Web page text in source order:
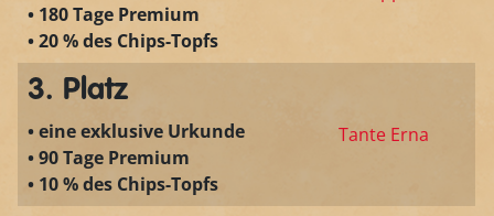
• 180 Tage Premium
• 20 % des Chips-Topfs
3. Platz
• eine exklusive Urkunde
• 90 Tage Premium
• 10 % des Chips-Topfs
Tante Erna